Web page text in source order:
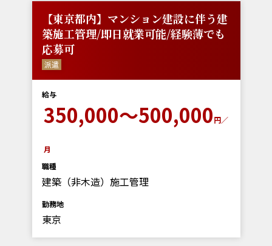
【東京都内】マンション建設に伴う建
築施工管理/即日就業可能/経験薄でも
応募可
派遣
給与
350,000～500,000円／
月
職種
建築（非木造）施工管理
勤務地
東京